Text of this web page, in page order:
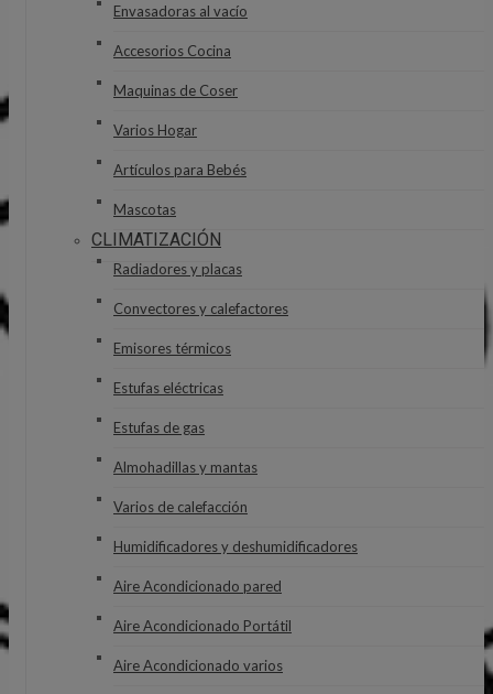
Envasadoras al vacío
Accesorios Cocina
Maquinas de Coser
Varios Hogar
Artículos para Bebés
Mascotas
CLIMATIZACIÓN
Radiadores y placas
Convectores y calefactores
Emisores térmicos
Estufas eléctricas
Estufas de gas
Almohadillas y mantas
Varios de calefacción
Humidificadores y deshumidificadores
Aire Acondicionado pared
Aire Acondicionado Portátil
Aire Acondicionado varios